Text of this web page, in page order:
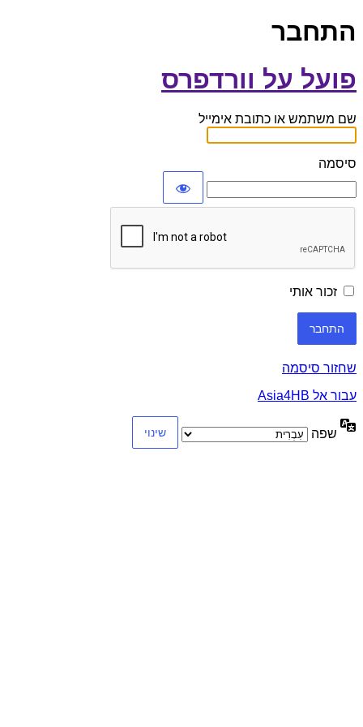
התחבר
פועל על וורדפרס
שם משתמש או כתובת אימייל
סיסמה
זכור אותי
שחזור סיסמה
עבור אל Asia4HB
שפה